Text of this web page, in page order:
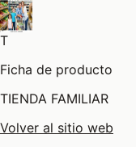
T
Ficha de producto
TIENDA FAMILIAR
Volver al sitio web